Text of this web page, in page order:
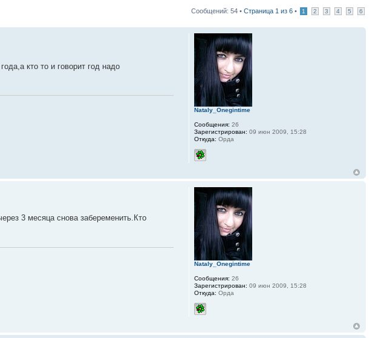
Сообщений: 54 • Страница 1 из 6 • 1 2 3 4 5 6
кто то и говорит год надо
Nataly_Onegintime
Сообщения: 26
Зарегистрирован: 09 июн 2009, 15:28
Откуда: Орда
3 месяца снова забеременить.Кто
Nataly_Onegintime
Сообщения: 26
Зарегистрирован: 09 июн 2009, 15:28
Откуда: Орда